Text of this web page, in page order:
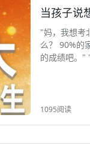
当孩子说
"妈，我想考
么？ 90%的家长会说
的成绩吧。"
1095阅读